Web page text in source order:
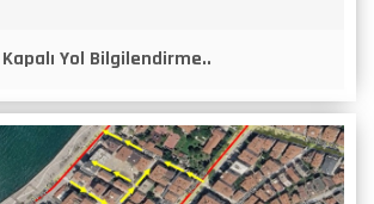
Kapalı Yol Bilgilendirme..